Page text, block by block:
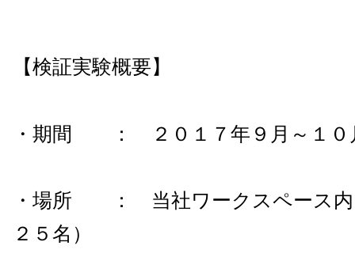
【検証実験概要】
・期間 ： ２０１７年９月～１０
・場所 ： 当社ワークスペース内
２５名）